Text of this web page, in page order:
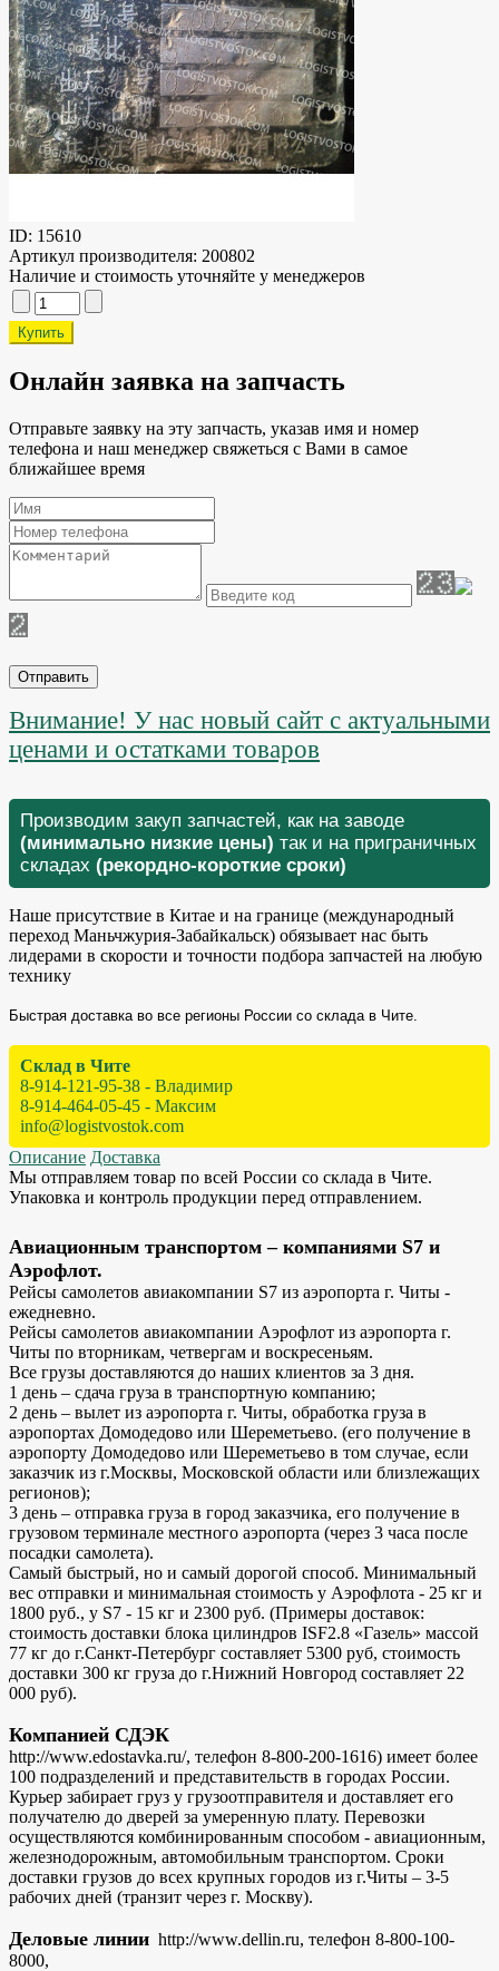
ID: 15610
Артикул производителя: 200802
Наличие и стоимость уточняйте у менеджеров
Онлайн заявка на запчасть
Отправьте заявку на эту запчасть, указав имя и номер
телефона и наш менеджер свяжеться с Вами в самое
ближайшее время
Отправить
Внимание! У нас новый сайт с актуальными
ценами и остатками товаров
Производим закуп запчастей, как на заводе
(минимально низкие цены) так и на приграничных
складах (рекордно-короткие сроки)
Наше присутствие в Китае и на границе (международный
переход Маньчжурия-Забайкальск) обязывает нас быть
лидерами в скорости и точности подбора запчастей на любую
технику
Быстрая доставка во все регионы России со склада в Чите.
Склад в Чите
8-914-121-95-38 - Владимир
8-914-464-05-45 - Максим
info@logistvostok.com
Описание Доставка
Мы отправляем товар по всей России со склада в Чите.
Упаковка и контроль продукции перед отправлением.
Авиационным транспортом – компаниями S7 и
Аэрофлот.
Рейсы самолетов авиакомпании S7 из аэропорта г. Читы -
ежедневно.
Рейсы самолетов авиакомпании Аэрофлот из аэропорта г.
Читы по вторникам, четвергам и воскресеньям.
Все грузы доставляются до наших клиентов за 3 дня.
1 день – сдача груза в транспортную компанию;
2 день – вылет из аэропорта г. Читы, обработка груза в
аэропортах Домодедово или Шереметьево. (его получение в
аэропорту Домодедово или Шереметьево в том случае, если
заказчик из г.Москвы, Московской области или близлежащих
регионов);
3 день – отправка груза в город заказчика, его получение в
грузовом терминале местного аэропорта (через 3 часа после
посадки самолета).
Самый быстрый, но и самый дорогой способ. Минимальный
вес отправки и минимальная стоимость у Аэрофлота - 25 кг и
1800 руб., у S7 - 15 кг и 2300 руб. (Примеры доставок:
стоимость доставки блока цилиндров ISF2.8 «Газель» массой
77 кг до г.Санкт-Петербург составляет 5300 руб, стоимость
доставки 300 кг груза до г.Нижний Новгород составляет 22
000 руб).
Компанией СДЭК
http://www.edostavka.ru/, телефон 8-800-200-1616) имеет более
100 подразделений и представительств в городах России.
Курьер забирает груз у грузоотправителя и доставляет его
получателю до дверей за умеренную плату. Перевозки
осуществляются комбинированным способом - авиационным,
железнодорожным, автомобильным транспортом. Сроки
доставки грузов до всех крупных городов из г.Читы – 3-5
рабочих дней (транзит через г. Москву).
Деловые линии http://www.dellin.ru, телефон 8-800-100-
8000,